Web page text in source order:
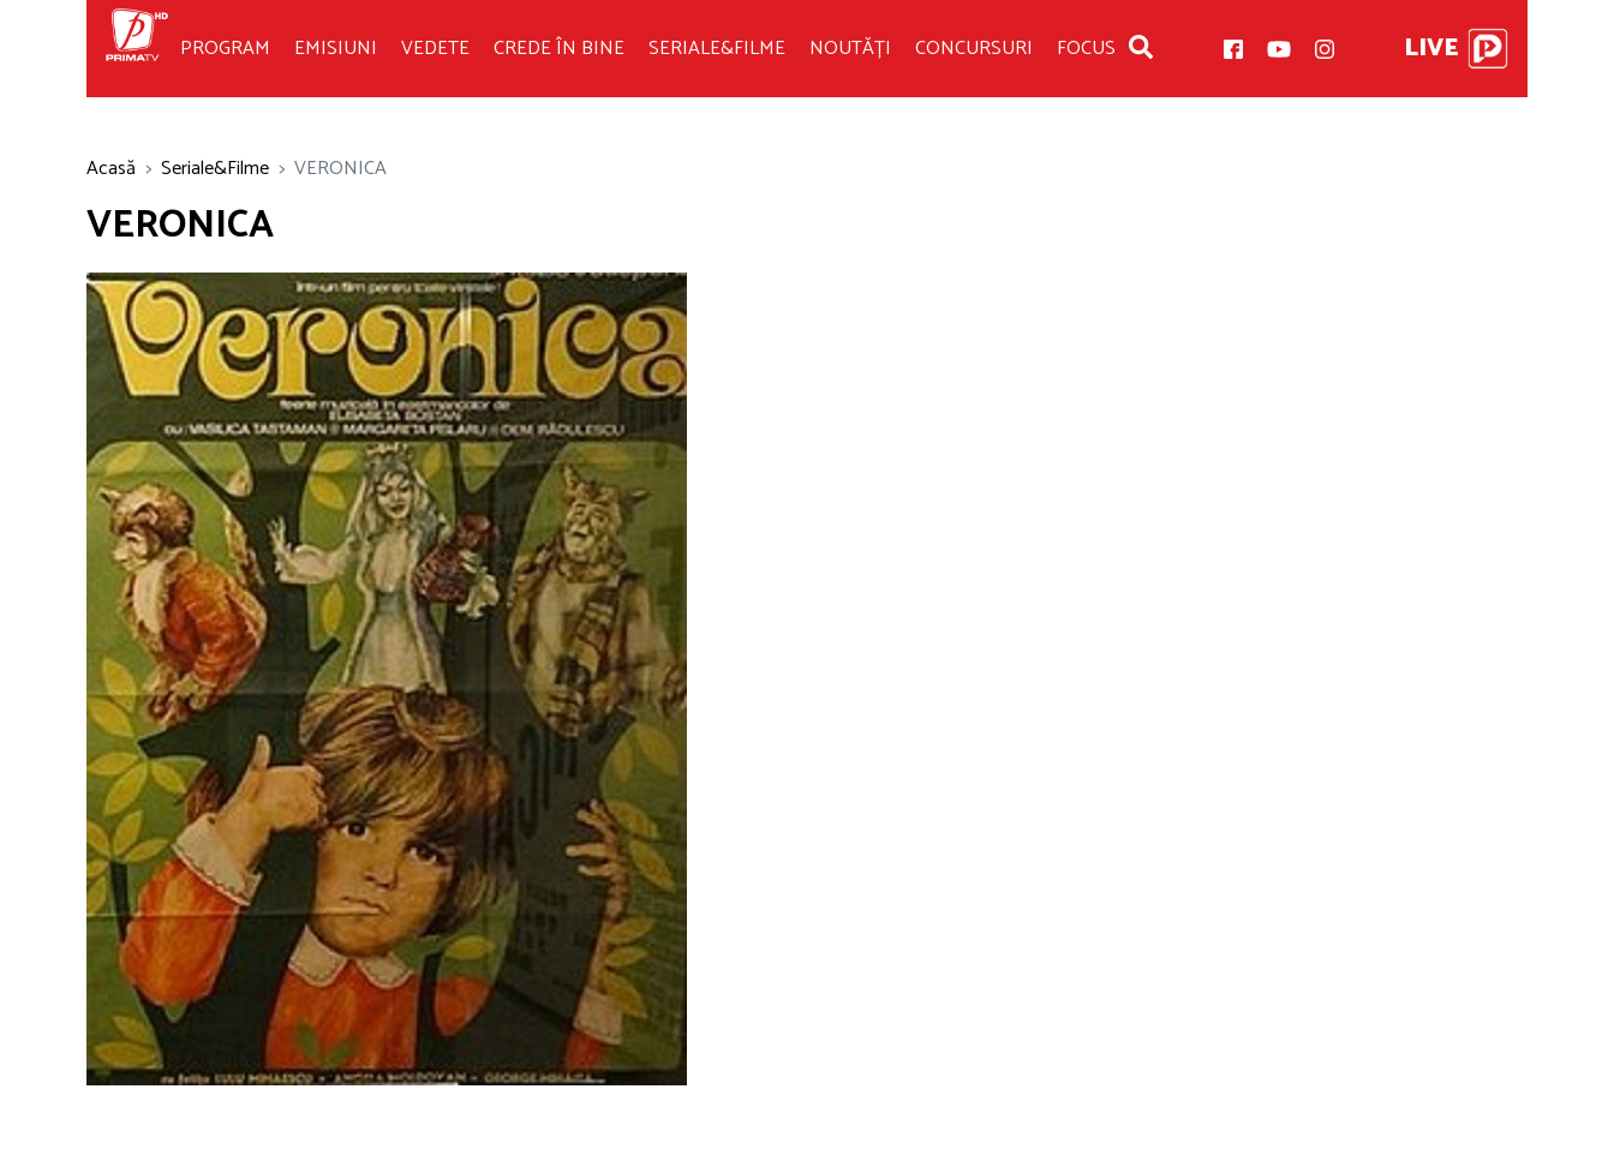
LIVE
PROGRAM EMISIUNI VEDETE CREDE ÎN BINE SERIALE&FILME NOUTĂȚI CONCURSURI FOCUS
Acasă Seriale&Filme VERONICA
VERONICA